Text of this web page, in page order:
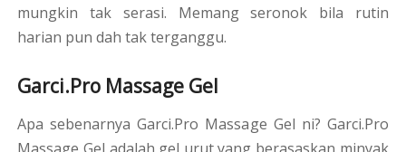
mungkin tak serasi. Memang seronok bila rutin
harian pun dah tak terganggu.
Garci.Pro Massage Gel
Apa sebenarnya Garci.Pro Massage Gel ni? Garci.Pro